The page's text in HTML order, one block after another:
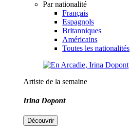
Par nationalité
Français
Espagnols
Britanniques
Américains
Toutes les nationalités
Artiste de la semaine
Irina Dopont
Découvrir